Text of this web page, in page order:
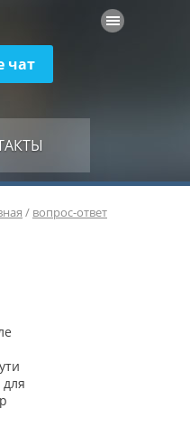
чат
/ вопрос-ответ